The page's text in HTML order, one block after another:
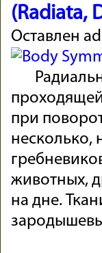
(Radiata,
Оставлен
проходящей
при
несколько,
животных,
на дне.